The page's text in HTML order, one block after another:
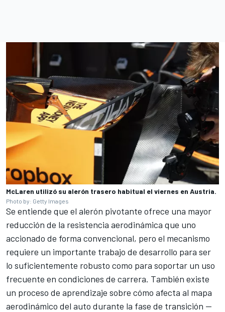
McLaren utilizó su alerón trasero habitual el viernes en Austria.
Photo by: Getty Images
Se entiende que el alerón pivotante ofrece una mayor
reducción de la resistencia aerodinámica que uno
accionado de forma convencional, pero el mecanismo
requiere un importante trabajo de desarrollo para ser
lo suficientemente robusto como para soportar un uso
frecuente en condiciones de carrera. También existe
un proceso de aprendizaje sobre cómo afecta al mapa
aerodinámico del auto durante la fase de transición —